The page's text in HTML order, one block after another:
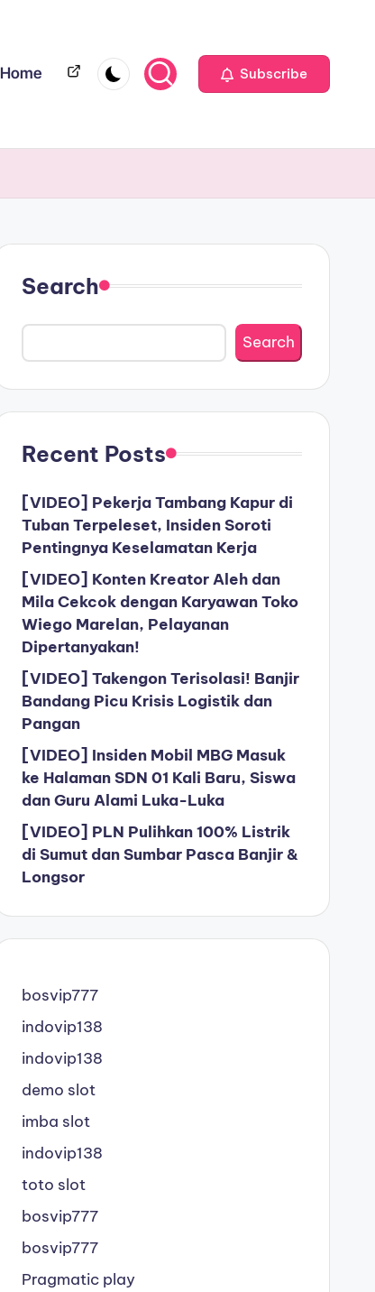
Home Home Subscribe
Search
Search
Recent Posts
[VIDEO] Pekerja Tambang Kapur di
Tuban Terpeleset, Insiden Soroti
Pentingnya Keselamatan Kerja
[VIDEO] Konten Kreator Aleh dan
Mila Cekcok dengan Karyawan Toko
Wiego Marelan, Pelayanan
Dipertanyakan!
[VIDEO] Takengon Terisolasi! Banjir
Bandang Picu Krisis Logistik dan
Pangan
[VIDEO] Insiden Mobil MBG Masuk
ke Halaman SDN 01 Kali Baru, Siswa
dan Guru Alami Luka-Luka
[VIDEO] PLN Pulihkan 100% Listrik
di Sumut dan Sumbar Pasca Banjir &
Longsor
bosvip777
indovip138
indovip138
demo slot
imba slot
indovip138
toto slot
bosvip777
bosvip777
Pragmatic play